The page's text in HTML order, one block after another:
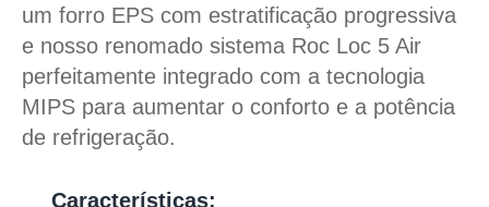
um forro EPS com estratificação progressiva
e nosso renomado sistema Roc Loc 5 Air
perfeitamente integrado com a tecnologia
MIPS para aumentar o conforto e a potência
de refrigeração.
Características: